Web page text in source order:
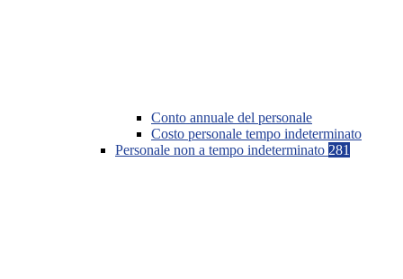
Conto annuale del personale
Costo personale tempo indeterminato
Personale non a tempo indeterminato 281